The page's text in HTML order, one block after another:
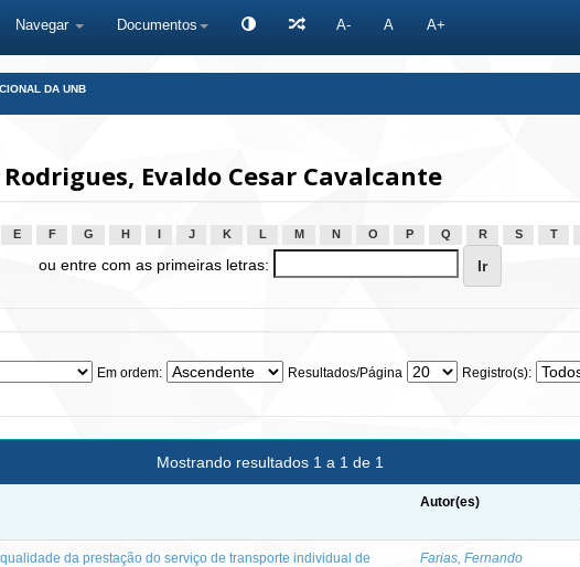
Navegar Documentos A- A A+
DA UNB
Evaldo Cesar Cavalcante
E F G H J K L M N O P Q R S T
ou entre com as primeiras letras:
Em ordem: Resultados/Página Registro(s):
Mostrando resultados 1 a 1 de 1
Autor(es)
da prestação do serviço de transporte individual de
Farias, Fernando